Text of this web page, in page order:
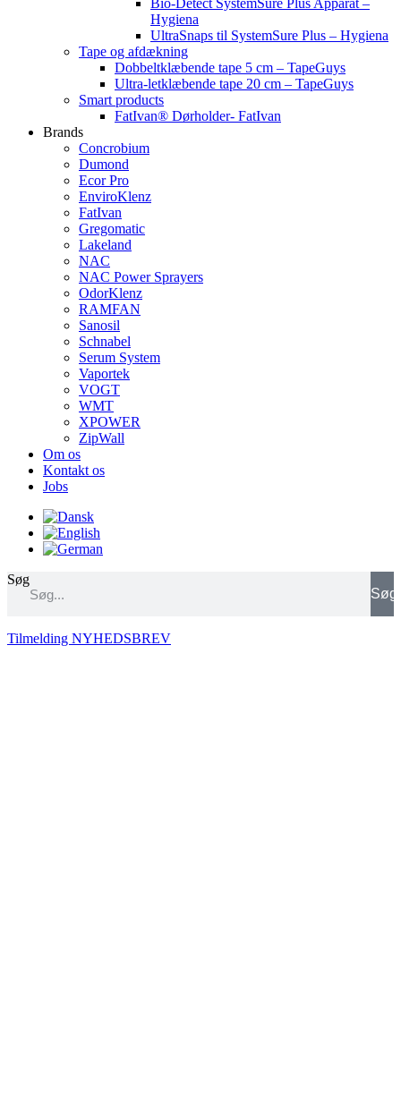
Bio-Detect SystemSure Plus Apparat –
Hygiena
UltraSnaps til SystemSure Plus – Hygiena
Tape og afdækning
Dobbeltklæbende tape 5 cm – TapeGuys
Ultra-letklæbende tape 20 cm – TapeGuys
Smart products
FatIvan® Dørholder- FatIvan
Brands
Concrobium
Dumond
Ecor Pro
EnviroKlenz
FatIvan
Gregomatic
Lakeland
NAC
NAC Power Sprayers
OdorKlenz
RAMFAN
Sanosil
Schnabel
Serum System
Vaportek
VOGT
WMT
XPOWER
ZipWall
Om os
Kontakt os
Jobs
Søg
Søg
Tilmelding NYHEDSBREV